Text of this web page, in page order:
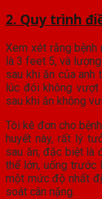
2. Quy trình
Xem xét rằng
là 3 feet 5, và
sau khi ăn của anh
lúc đói không
sau khi ăn không
Tôi kê đơn cho
huyết này, rất lý
sau ăn, đặc biệt là
thể lớn, uống
một mức độ nhất
soát cân nặng.